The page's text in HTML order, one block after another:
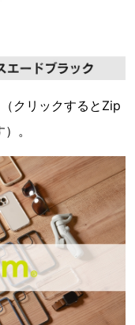
クリックするとZip
。